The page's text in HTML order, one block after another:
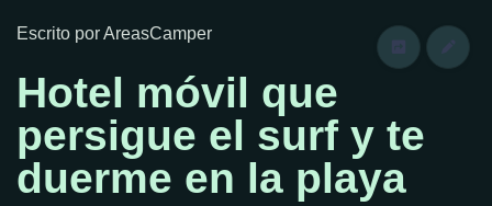
Escrito por AreasCamper
Hotel móvil que
persigue el surf y te
duerme en la playa